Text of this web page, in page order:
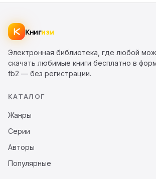
Книгизм
Электронная библиотека, где любой
скачать любимые книги бесплатно в
fb2 — без регистрации.
КАТАЛОГ
Жанры
Серии
Авторы
Популярные